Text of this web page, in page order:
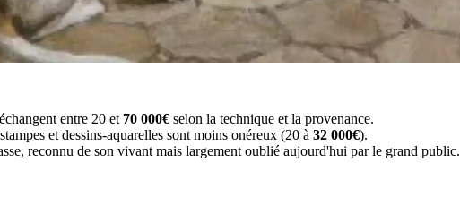
entre 20 et 70 000€ selon la technique et la provenance.
et dessins-aquarelles sont moins onéreux (20 à 32 000€).
reconnu de son vivant mais largement oublié aujourd'hui par le grand public.